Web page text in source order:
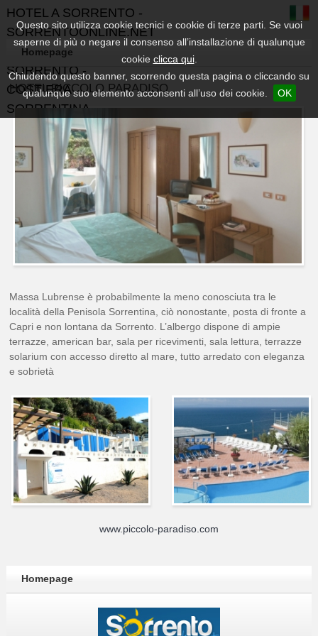
Questo sito utilizza cookie tecnici e cookie di terze parti. Se vuoi
saperne di più o negare il consenso all’installazione di qualunque
cookie clicca qui.
Chiudendo questo banner, scorrendo questa pagina o cliccando su
qualunque suo elemento acconsenti all’uso dei cookie.
OK
HOTEL A SORRENTO -
SORRENTOONLINE.NET
- GUIDA TURISTICA DI
SORRENTO -
COSTIERA
SORRENTINA
Homepage
HOTEL PICCOLO PARADISO
Massa Lubrense è probabilmente la meno conosciuta tra le
località della Penisola Sorrentina, ciò nonostante, posta di fronte a
Capri e non lontana da Sorrento. L’albergo dispone di ampie
terrazze, american bar, sala per ricevimenti, sala lettura, terrazze
solarium con accesso diretto al mare, tutto arredato con eleganza
e sobrietà
www.piccolo-paradiso.com
Homepage